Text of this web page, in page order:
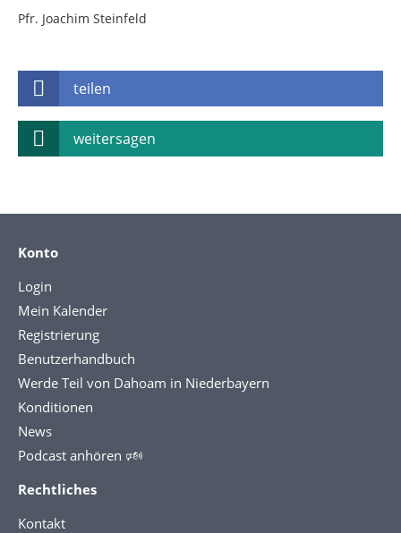
Pfr. Joachim Steinfeld
teilen
weitersagen
Konto
Login
Mein Kalender
Registrierung
Benutzerhandbuch
Werde Teil von Dahoam in Niederbayern
Konditionen
News
Podcast anhören 🕬
Rechtliches
Kontakt